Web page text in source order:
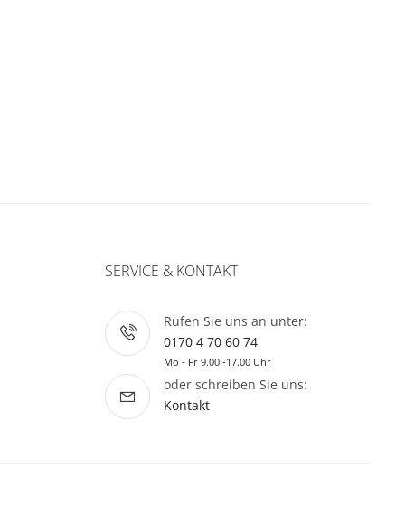
SERVICE & KONTAKT
Rufen Sie uns an unter:
0170 4 70 60 74
Mo - Fr 9.00 -17.00 Uhr
oder schreiben Sie uns:
Kontakt